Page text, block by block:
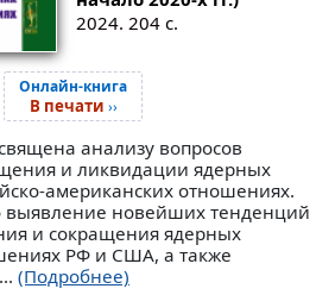
2024. 204 с.
Онлайн-книга
В печати ››
анализу вопросов
и ликвидации ядерных
американских отношениях.
выявление новейших тенденций
и сокращения ядерных
РФ и США, а также
(Подробнее)